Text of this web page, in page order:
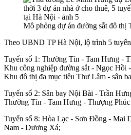
Mô phỏng dự án đường sắt đô thị
Theo UBND TP Hà Nội, lộ trình 5
Tuyến số 1: Thường Tín - Tam Hưng -
Khu công nghiệp đường sắt - Ngọc Hồi
Khu đô thị đa mục tiêu Thư Lâm - sân
Tuyến số 2: Sân bay Nội Bài - Trần
Thường Tín - Tam Hưng - Thượng
Tuyến số 8: Hòa Lạc - Sơn Đồng - Mai
Nam - Dương Xá;